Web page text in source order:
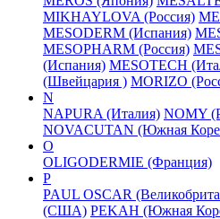
MIKHAYLOVA (Россия)
MESODERM (Испания)
MESOPHARM (Россия)
(Испания) MESOTECH
(Швейцария ) MORIZO
N
NAPURA (Италия) NOMY
NOVACUTAN (Южная
O
OLIGODERMIE (Франция)
P
PAUL OSCAR
(США) PEKAH (Южная